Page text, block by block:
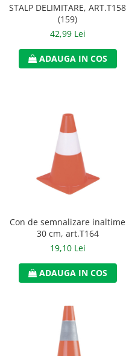
Accesorii alpinism utilitar
Carabiniere
Opritoare de cadere
Puncte de ancorare
Sisteme de acces in canale
Incaltaminte
Sandale de protectie
Bocanci de protectie
Accesorii
Incaltaminte alba de protectie
Incaltaminte ESD
STALP DELIMITARE, ART.T158
(159)
42,99 Lei
ADAUGA IN COS
Con de semnalizare inaltime
30 cm, art.T164
19,10 Lei
ADAUGA IN COS